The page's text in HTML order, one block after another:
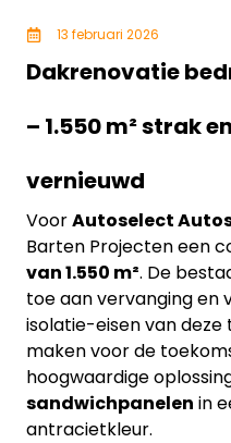
13 februari 2026
Dakrenovatie
– 1.550 m² strak
vernieuwd
VoorAutoselect
Barten Projecten een
van 1.550 m². De
toe aan vervanging en
isolatie-eisen van
maken voor de
hoogwaardige
sandwichpanelen in
antracietkleur.